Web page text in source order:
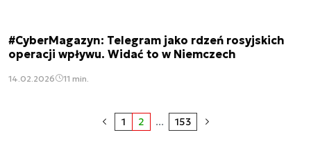
#CyberMagazyn: Telegram jako rdzeń rosyjskich
operacji wpływu. Widać to w Niemczech
14.02.2026 11 min.
1 2 ... 153